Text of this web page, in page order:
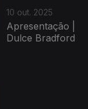
10 out. 2025
Apresentação |
Dulce Bradford